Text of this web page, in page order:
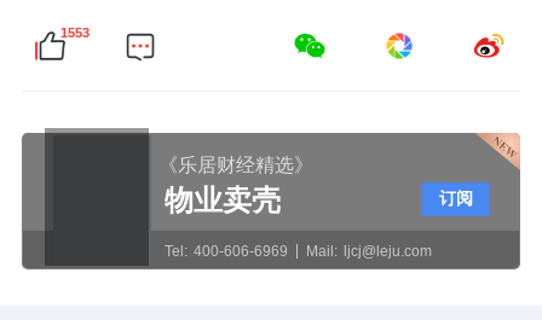
端，还深入渗透到供应链体系的重构之中。今
园项目一期建设，致力于研发机器人洗澡机、
机器人健康马桶、机器人卫生间清洁机、机器
人自动洗脚机等一系列AI家用机器人产品。这
些产品的研发落地与场景应用，正持续突破卫
1553
《乐居财经精选》
物业卖壳
Tel: 400-606-6969 Mail: ljcj@leju.com
订阅